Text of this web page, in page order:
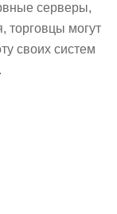
серверы,
торговцы могут
своих систем